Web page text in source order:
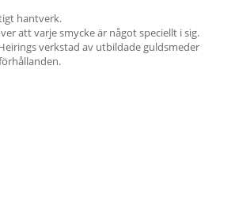
hantverk.
att varje smycke är något speciellt i sig.
verkstad av utbildade guldsmeder